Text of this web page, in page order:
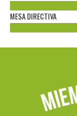
MESA DIRECTIVA